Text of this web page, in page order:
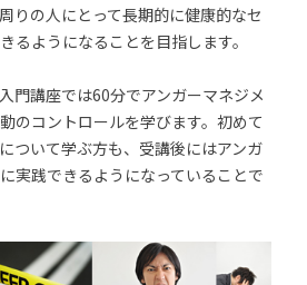
りの人にとって長期的に健康的なセ
るようになることを目指します。
門講座では60分でアンガーマネジメ
のコントロールを学びます。初めて
ついて学ぶ方も、受講後にはアンガ
実践できるようになっていることで